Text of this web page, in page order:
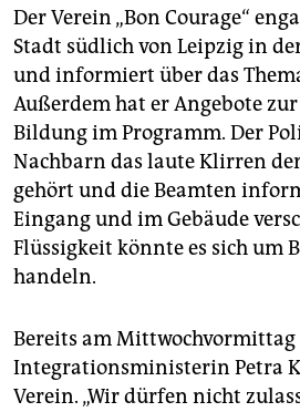
Der Verein „Bon Courage“
Stadt südlich von Leipzig in
und informiert über das
Außerdem hat er Angebote
Bildung im Programm. Der
Nachbarn das laute Klirren
gehört und die Beamten
Eingang und im Gebäude
Flüssigkeit könnte es sich um
handeln.
Bereits am Mittwochvormittag
Integrationsministerin Petra
Verein. „Wir dürfen nicht